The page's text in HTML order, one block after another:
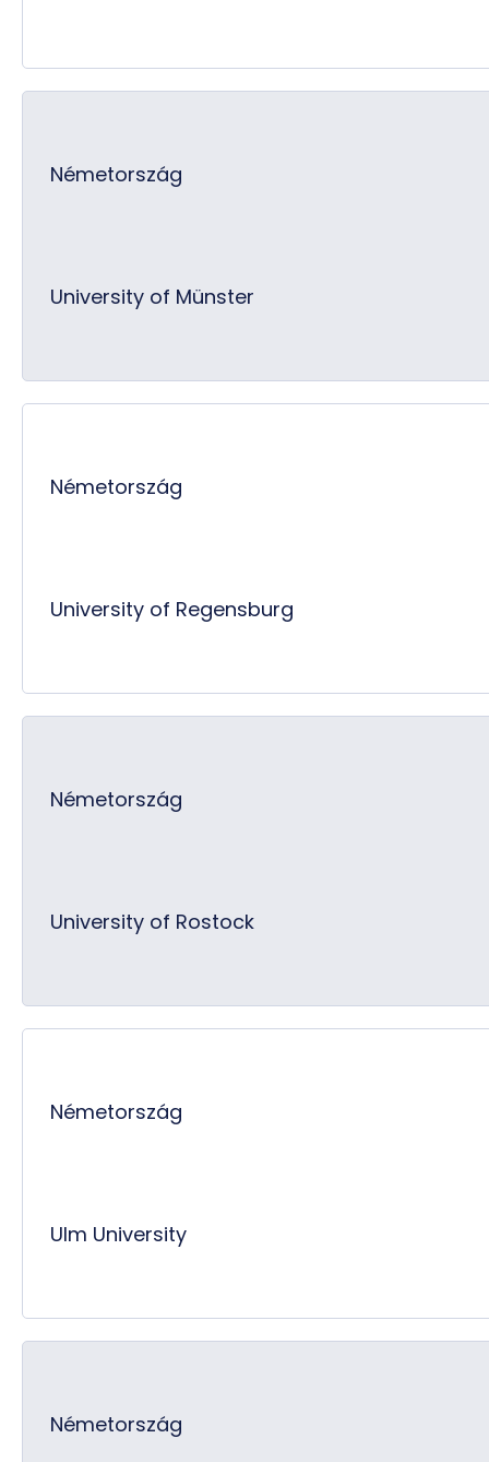
Németország
University of Münster
Németország
University of Regensburg
Németország
University of Rostock
Németország
Ulm University
Németország